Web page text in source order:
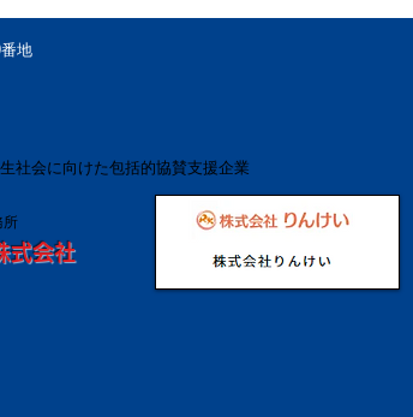
大学バスケットボール部
たな一歩
次
地
社会に向けた包括的協賛支援企業
所
式会社